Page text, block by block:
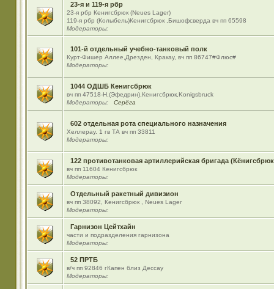
23-я и 119-я рбр
23-я рбр Кенигсбрюк (Neues Lager)
119-я рбр (Колыбель)Кенигсбрюк ,Бишофсверда вч пп 65598
Модераторы:
101-й отдельный учебно-танковый полк
Курт-Фишер Аллее,Дрезден, Кракау, вч пп 86747#Флюс#
Модераторы:
1044 ОДШБ Кенигсбрюк
вч пп 47518-Н,(Эфедрин),Кенигсбрюк,Konigsbruck
Модераторы:
Серёга
602 отдельная рота специального назначения
Хеллерау. 1 гв ТА вч пп 33811
Модераторы:
122 противотанковая артиллерийская бригада
вч пп 11604 Кенигсбрюк
Модераторы:
Отдельный ракетный дивизион
вч пп 38092, Кенигсбрюк , Neues Lager
Модераторы:
Гарнизон Цейтхайн
части и подразделения гарнизона
Модераторы:
52 ПРТБ
в/ч пп 92846 гКапен близ Дессау
Модераторы: